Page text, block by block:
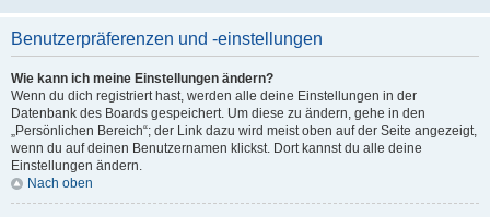
Benutzerpräferenzen und -einstellungen
Wie kann ich meine Einstellungen ändern?
Wenn du dich registriert hast, werden alle deine Einstellungen in der
Datenbank des Boards gespeichert. Um diese zu ändern, gehe in den
„Persönlichen Bereich“; der Link dazu wird meist oben auf der Seite angezeigt,
wenn du auf deinen Benutzernamen klickst. Dort kannst du alle deine
Einstellungen ändern.
Nach oben